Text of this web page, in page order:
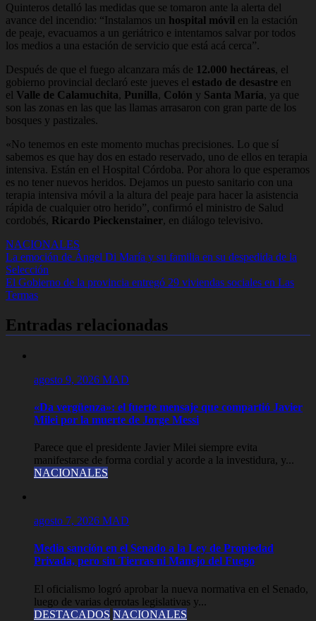
Quinteros detalló las medidas que se tomaron ante la alerta del
avance del incendio: “Instalamos un hospital móvil en la estación
de peaje, evacuamos a un geriátrico e intentamos salvar por todos
los medios a una estación de servicio que está acá cerca”.
Después de que el fuego alcanzara más de 12.000 hectáreas, el
gobierno provincial declaró este jueves el estado de desastre en
el Valle de Calamuchita, Punilla, Colón y Santa María, ya que
son las zonas en las que las llamas arrasaron con gran parte de los
bosques y pastizales.
«No tenemos en este momento muchas precisiones. Lo que sí
sabemos es que hay dos en estado reservado, uno de ellos en terapia
intensiva. Están en el Hospital Córdoba. Por ahora lo que esperamos
es no tener nuevos heridos. Dejamos un puesto sanitario con una
terapia intensiva móvil a la altura del peaje para hacer la asistencia
rápida de cualquier otro herido”, confirmó el ministro de Salud
cordobés, Ricardo Pieckenstainer, en diálogo televisivo.
NACIONALES
Navegación
de
entradas
La emoción de Ángel Di María y su familia en su despedida de la
Selección
El Gobierno de la provincia entregó 29 viviendas sociales en Las
Termas
Entradas relacionadas
agosto 9, 2026 MAD
«Da vergüenza»: el fuerte mensaje que compartió Javier
Milei por la muerte de Jorge Messi
Parece que el presidente Javier Milei siempre evita
manifestarse de forma cordial y acorde a la investidura, y...
NACIONALES
agosto 7, 2026 MAD
Media sanción en el Senado a la Ley de Propiedad
Privada, pero sin Tierras ni Manejo del Fuego
El oficialismo logró aprobar la nueva normativa en el Senado,
luego de varias derrotas legislativas y...
DESTACADOS NACIONALES